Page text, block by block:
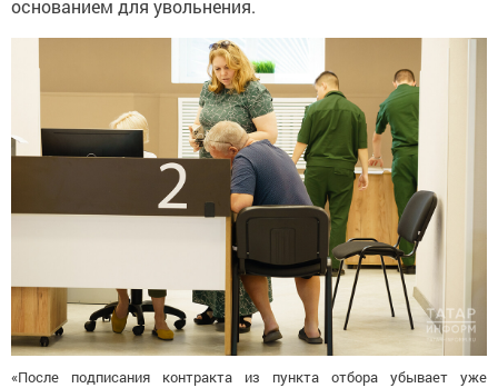
основанием для увольнения.
«После подписания контракта из пункта отбора убывает уже